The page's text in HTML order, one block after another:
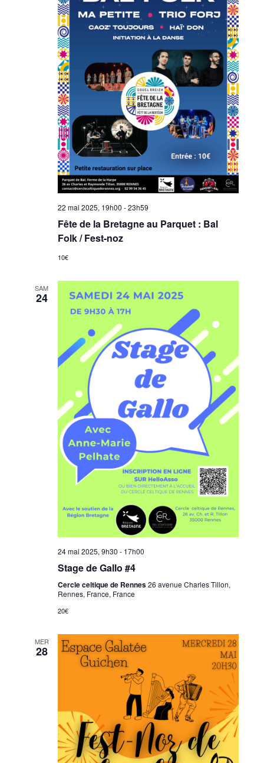
22 mai 2025, 19h00 -23h59
Fête de la Bretagne au Parquet : Bal
Folk / Fest-noz
10€
SAM
24
24 mai 2025, 9h30 - 17h00
Stage de Gallo #4
Cercle celtique de Rennes26 avenue Charles Tillon,
Rennes, France, France
20€
MER
28